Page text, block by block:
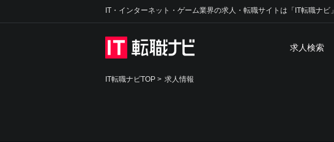
IT・インターネット・ゲーム業界の求人・転職サイトは「IT転職ナビ」
求人検索
IT転職ナビTOP > 求人情報